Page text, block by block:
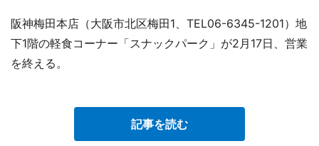
阪神梅田本店（大阪市北区梅田1、TEL06-6345-1201）地
下1階の軽食コーナー「スナックパーク」が2月17日、営業
を終える。
記事を読む